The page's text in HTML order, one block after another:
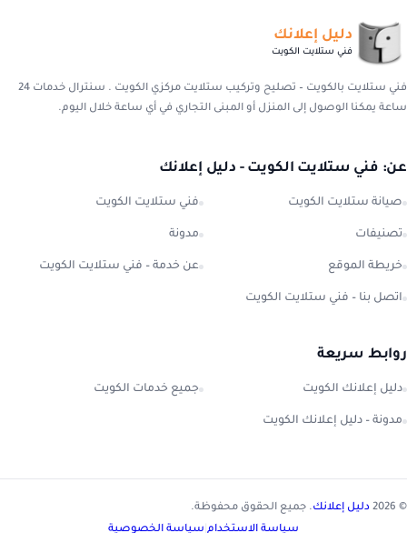
دليل إعلانك
فني ستلايت الكويت
فني ستلايت بالكويت – تصليح وتركيب ستلايت مركزي الكويت . سنترال خدمات 24
ساعة يمكنا الوصول إلى المنزل أو المبنى التجاري في أي ساعة خلال اليوم.
عن: فني ستلايت الكويت - دليل إعلانك
صيانة ستلايت الكويت فني ستلايت الكويت
تصنيفات مدونة
خريطة الموقع عن خدمة – فني ستلايت الكويت
اتصل بنا – فني ستلايت الكويت
روابط سريعة
دليل إعلانك الكويت جميع خدمات الكويت
مدونة – دليل إعلانك الكويت
© 2026 دليل إعلانك. جميع الحقوق محفوظة.
سياسة الاستخدام سياسة الخصوصية